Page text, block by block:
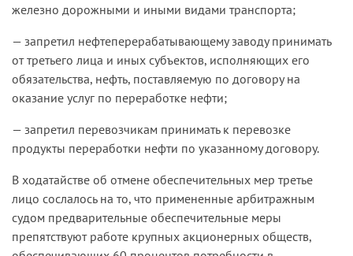
железно­ дорожными и иными видами транспорта;
— запретил нефтеперерабатывающему заводу принимать
от третьего лица и иных субъектов, исполняющих его
обязательства, нефть, поставляемую по договору на
оказание услуг по переработке нефти;
— запретил перевозчикам принимать к перевозке
продукты пе­реработки нефти по указанному договору.
В ходатайстве об отмене обеспечительных мер третье
лицо сосла­лось на то, что примененные арбитражным
судом предварительные обеспечительные меры
препятствуют работе крупных акционерных обществ,